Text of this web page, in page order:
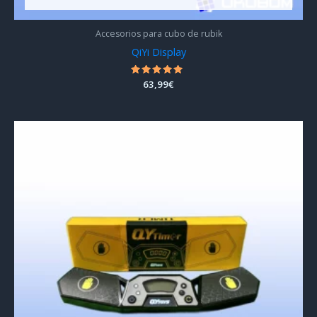
Accesorios para cubo de rubik
QiYi Display
Valorado
con
63,99€